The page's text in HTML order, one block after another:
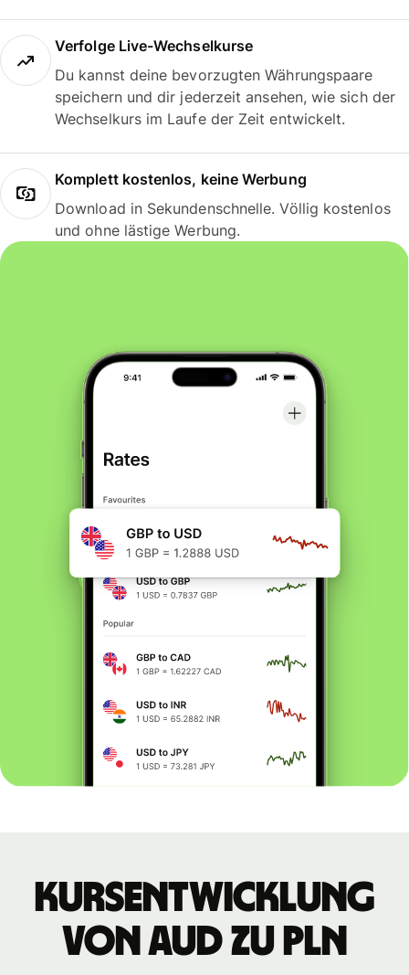
Verfolge Live-Wechselkurse
Du kannst deine bevorzugten Währungspaare
speichern und dir jederzeit ansehen, wie sich der
Wechselkurs im Laufe der Zeit entwickelt.
Komplett kostenlos, keine Werbung
Download in Sekundenschnelle. Völlig kostenlos
und ohne lästige Werbung.
Kursentwicklung
von AUD zu PLN